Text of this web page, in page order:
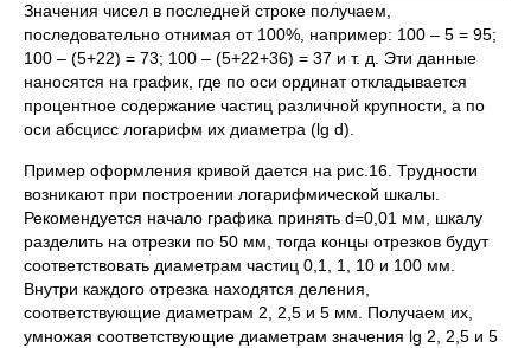
Значения чисел в последней строке получаем,
последовательно отнимая от 100%, например: 100 – 5 = 95;
100 – (5+22) = 73; 100 – (5+22+36) = 37 и т. д. Эти данные
наносятся на график, где по оси ординат откладывается
процентное содержание частиц различной крупности, а по
оси абсцисс логарифм их диаметра (lg d).
Пример оформления кривой дается на рис.16. Трудности
возникают при построении логарифмической шкалы.
Рекомендуется начало графика принять d=0,01 мм, шкалу
разделить на отрезки по 50 мм, тогда концы отрезков будут
соответствовать диаметрам частиц 0,1, 1, 10 и 100 мм.
Внутри каждого отрезка находятся деления,
соответствующие диаметрам 2, 2,5 и 5 мм. Получаем их,
умножая соответствующие диаметрам значения lg 2, 2,5 и 5